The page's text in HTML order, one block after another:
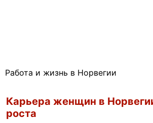
Работа и жизнь в Норвегии
Карьера женщин в
роста